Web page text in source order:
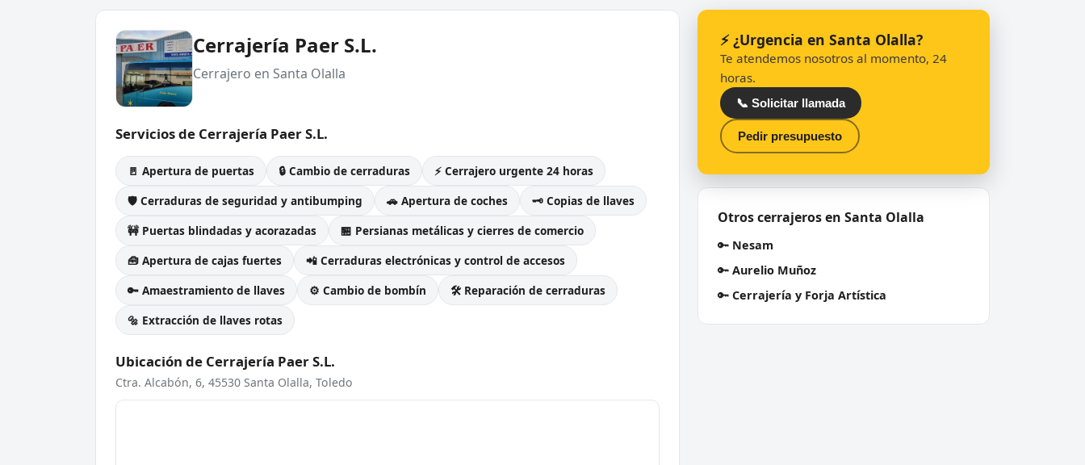
Cerrajería Paer S.L.
Cerrajero en Santa Olalla
Servicios de Cerrajería Paer S.L.
🚪 Apertura de puertas 🔒 Cambio de cerraduras
⚡ Cerrajero urgente 24 horas
🛡️ Cerraduras de seguridad y antibumping
🚗 Apertura de coches
🗝️ Copias de llaves
🚧 Puertas blindadas y acorazadas
🏪 Persianas metálicas y cierres de comercio
🧰 Apertura de cajas fuertes
📲 Cerraduras electrónicas y control de accesos
🔑 Amaestramiento de llaves
⚙️ Cambio de bombín
🛠️ Reparación de cerraduras
🔩 Extracción de llaves rotas
Ubicación de Cerrajería Paer S.L.
Ctra. Alcabón, 6, 45530 Santa Olalla, Toledo
⚡ ¿Urgencia en Santa Olalla?
Te atendemos nosotros al momento, 24
horas.
📞 Solicitar llamada
Pedir presupuesto
Otros cerrajeros en Santa Olalla
🔑 Nesam
🔑 Aurelio Muñoz
🔑 Cerrajería y Forja Artística